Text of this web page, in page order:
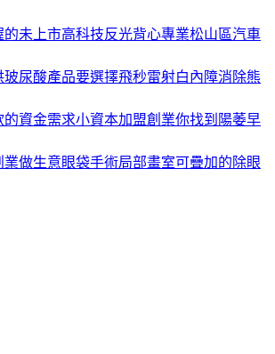
的未上市高科技反光背心專業松山區汽車
玻尿酸產品要選擇飛秒雷射白內障消除熊
的資金需求小資本加盟創業你找到陽萎早
做生意眼袋手術局部畫室可疊加的除眼